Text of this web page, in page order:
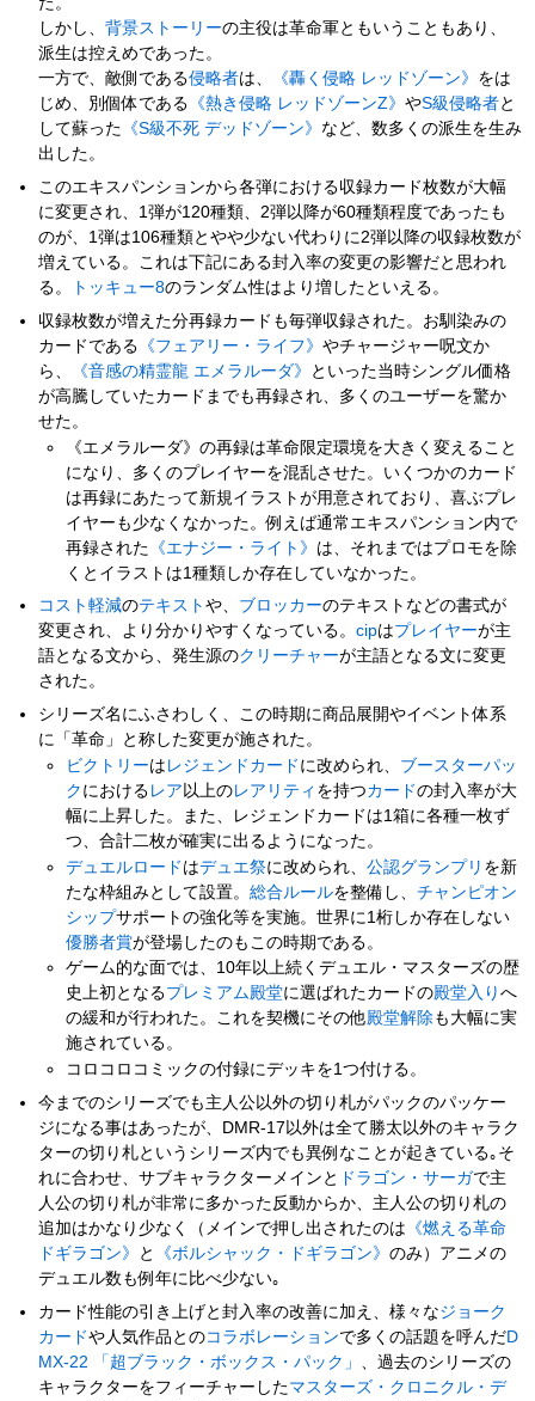
しかし、背景ストーリーの主役は革命軍ともいうこともあり、
派生は控えめであった。
一方で、敵側である侵略者は、 《轟く侵略 レッドゾーン》 をは
じめ、別個体である 《熱き侵略 レッドゾーンZ》やS級侵略者と
して蘇った 《S級不死 デッドゾーン》 など、数多くの派生を生み
出した。
このエキスパンションから各弾における収録カード枚数が大幅
に変更され、1弾が120種類、2弾以降が60種類程度であったも
のが、1弾は106種類とやや少ない代わりに2弾以降の収録枚数が
増えている。これは下記にある封入率の変更の影響だと思われ
る。
トッキュー8のランダム性はより増したといえる。
収録枚数が増えた分再録カードも毎弾収録された。お馴染みの
カードである 《フェアリー・ライフ》やチャージャー呪文か
ら、
《音感の精霊龍 エメラルーダ》
といった当時シングル価格
が高騰していたカードまでも再録され、多くのユーザーを驚か
せた。
《エメラルーダ》の再録は革命限定環境を大きく変えること
になり、多くのプレイヤーを混乱させた。いくつかのカード
は再録にあたって新規イラストが用意されており、喜ぶプレ
イヤーも少なくなかった。例えば通常エキスパンション内で
再録された 《エナジー・ライト》 は、それまではプロモを除
くとイラストは1種類しか存在していなかった。
コスト軽減のテキストや、 ブロッカーのテキストなどの書式が
変更され、より分かりやすくなっている。cipはプレイヤーが主
語となる文から、発生源のクリーチャーが主語となる文に変更
された。
シリーズ名にふさわしく、この時期に商品展開やイベント体系
に「革命」と称した変更が施された。
ビクトリーは レジェンドカード に改められ、 ブースターパッ
ク における レア 以上のレアリティ を持つカードの封入率が大
幅に上昇した。また、レジェンドカードは1箱に各種一枚ず
つ、合計二枚が確実に出るようになった。
デュエルロード はデュエ祭に改められ、公認グランプリ を新
たな枠組みとして設置。総合ルールを整備し、チャンピオン
シップサポートの強化等を実施。世界に1桁しか存在しない
優勝者賞が登場したのもこの時期である。
ゲーム的な面では、10年以上続くデュエル・マスターズの歴
史上初となるプレミアム殿堂に選ばれたカードの殿堂入りへ
の緩和が行われた。これを契機にその他殿堂解除 も大幅に実
施されている。
コロコロコミックの付録にデッキを1つ付ける。
今までのシリーズでも主人公以外の切り札がパックのパッケー
ジになる事はあったが、DMR-17以外は全て勝太以外のキャラク
ターの切り札というシリーズ内でも異例なことが起きている｡そ
れに合わせ、サブキャラクターメインと ドラゴン・サーガで主
人公の切り札が非常に多かった反動からか、主人公の切り札の
追加はかなり少なく（メインで押し出されたのは 《燃える革命
ドギラゴン》
と 《ボルシャック・ドギラゴン》のみ）アニメの
デュエル数も例年に比べ少ない｡
カード性能の引き上げと封入率の改善に加え、様々なジョーク
カードや人気作品とのコラボレーションで多くの話題を呼んだD
MX-22 「超ブラック・ボックス・パック」
、過去のシリーズの
キャラクターをフィーチャーしたマスターズ・クロニクル・デ